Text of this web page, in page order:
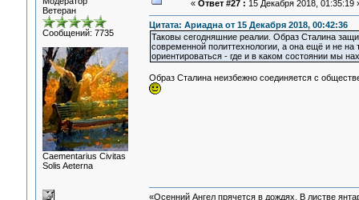
Ветеран
Сообщений: 7735
Сaementarius Civitas
Solis Aeterna
« Ответ #27 : 15 Декабря 2018, 01:35:19
Цитата: Ариадна от 15 Декабря 2018, 00:42:36
Таковы сегодняшние реалии. Образ Сталина
современной политтехнологии, а она ещё и не
ориентироваться - где и в каком состоянии мы
Образ Сталина неизбежно соединяется с
«Осенний Ангел прячется в дождях. В листве